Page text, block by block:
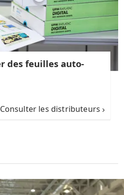
des feuilles auto-
Consulter les distributeurs